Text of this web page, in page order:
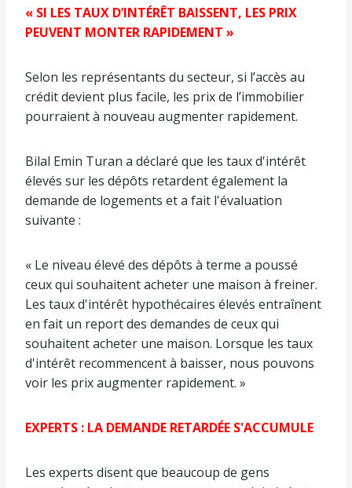
« SI LES TAUX D’INTÉRÊT BAISSENT, LES PRIX
PEUVENT MONTER RAPIDEMENT »
Selon les représentants du secteur, si l’accès au
crédit devient plus facile, les prix de l’immobilier
pourraient à nouveau augmenter rapidement.
Bilal Emin Turan a déclaré que les taux d'intérêt
élevés sur les dépôts retardent également la
demande de logements et a fait l'évaluation
suivante :
« Le niveau élevé des dépôts à terme a poussé
ceux qui souhaitent acheter une maison à freiner.
Les taux d'intérêt hypothécaires élevés entraînent
en fait un report des demandes de ceux qui
souhaitent acheter une maison. Lorsque les taux
d'intérêt recommencent à baisser, nous pouvons
voir les prix augmenter rapidement. »
EXPERTS : LA DEMANDE RETARDÉE S'ACCUMULE
Les experts disent que beaucoup de gens